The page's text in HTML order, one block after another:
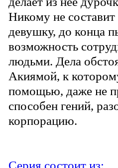
Никому не
девушку, до конца
возможность
людьми. Дела
Акиямой, к
помощью, даже не
способен гений,
корпорацию.
Серия состоит из: